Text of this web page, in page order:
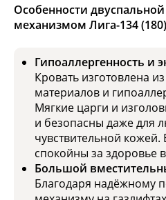
Особенности
механизмом Лига-134
Гипоаллергенность и
Кровать изготовлена
материалов и
Мягкие царги и
и безопасны даже для
чувствительной
спокойны за здоровье
Большой
Благодаря надёжному